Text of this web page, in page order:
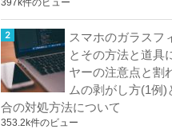
397k件のビュー
スマホのガラスフ
とその方法と道具
ヤーの注意点と割
ムの剥がし方(1例
合の対処方法について
353.2k件のビュー